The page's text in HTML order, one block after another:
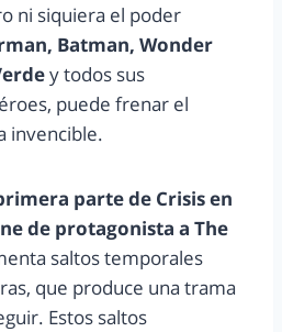
ni siquiera el poder
Batman, Wonder
y todos sus
puede frenar el
invencible.
parte de Crisis en
de protagonista a The
saltos temporales
que produce una trama
Estos saltos